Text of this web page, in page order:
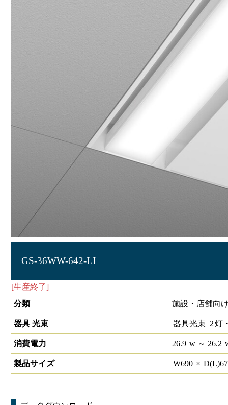
GS-36WW-642-LI
[生産終了]
分類
施設・店舗向
器具 光束 器具光束 2灯
消費電力 26.9 w～ 26.2
製品サイズ W690 × D(L)